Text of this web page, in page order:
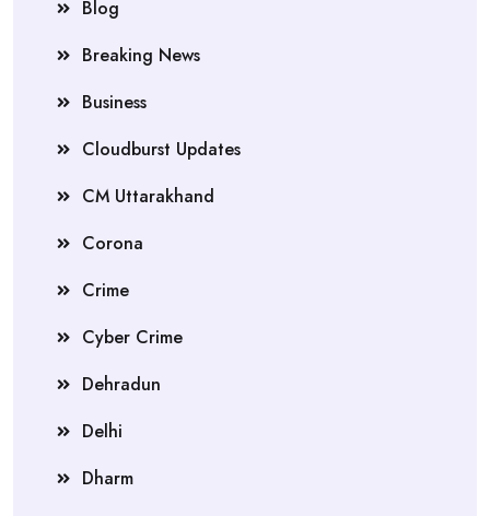
Blog
Breaking News
Business
Cloudburst Updates
CM Uttarakhand
Corona
Crime
Cyber Crime
Dehradun
Delhi
Dharm